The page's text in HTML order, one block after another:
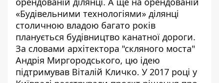
«Будівельними технологіями» ділянці
столичною владою багато років
планується будівництво канатної дороги.
За словами архітектора "скляного моста"
Андрія Миргородського, цю ідею
підтримував Віталій Кличко. У 2017 році у